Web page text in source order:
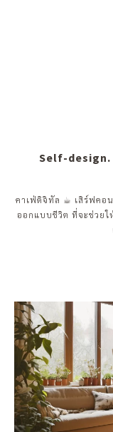
Self-
คาเฟ่ดิจิทัล ☕︎ เสิร์ฟคอ
ออกแบบชีวิต ที่จะช่วยใ